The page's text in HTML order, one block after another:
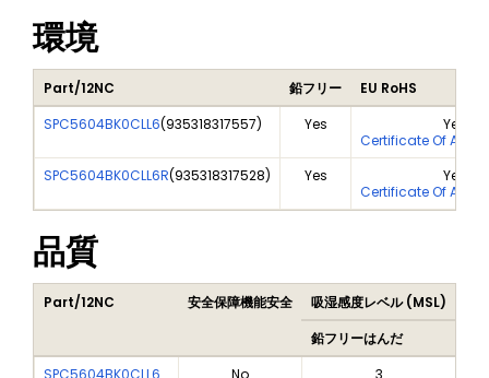
環境
Part/12NC 鉛フリー
EU RoHS
SPC5604BK0CLL6(935318317557) Yes
Yes
Certificate Of
SPC5604BK0CLL6R(935318317528) Yes
Yes
Certificate Of
品質
Part/12NC 安全保障機能安全 吸湿感度レベル (MSL)
鉛フリーはんだ